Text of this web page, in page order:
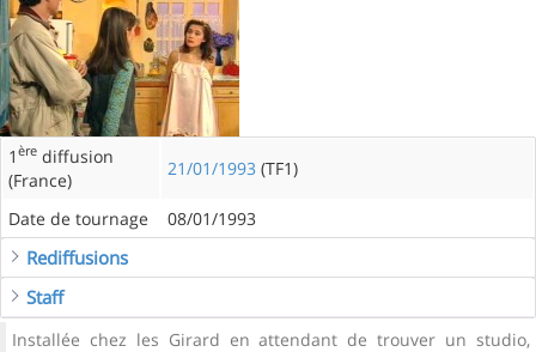
1 ère diffusion
(France)
21/01/1993 (TF1)
Date de tournage 08/01/1993
Rediffusions
Staff
Installée chez les Girard en attendant de trouver un studio,